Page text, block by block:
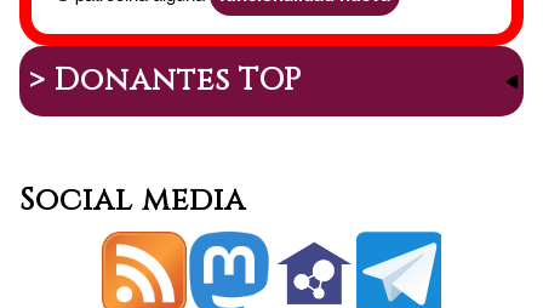
> Donantes TOP
Social media